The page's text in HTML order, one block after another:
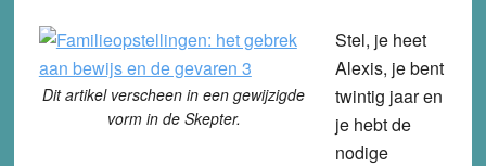
Dit artikel verscheen in een gewijzigde
vorm in de Skepter.
Stel, je heet
Alexis, je bent
twintig jaar en
je hebt de
nodige